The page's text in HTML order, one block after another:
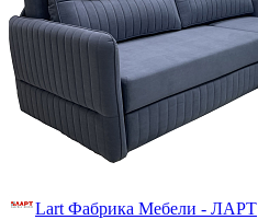
Lart Фабрика Мебели - ЛАРТ